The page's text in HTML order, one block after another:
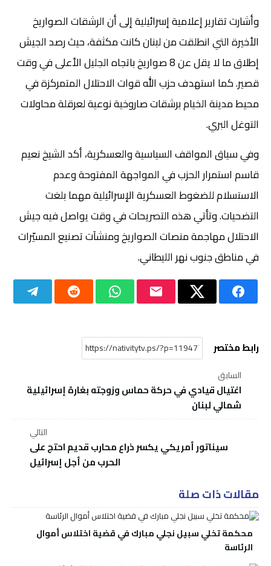
وأشارت تقارير إعلامية إسرائيلية إلى أن الرشقات الصواريخ
الأخيرة التي انطلقت من لبنان كانت مكثفة، حيث رصد الجيش
إطلاق ما لا يقل عن 8 صواريخ باتجاه الجليل الأعلى في وقت
قصير. كما استهدف حزب الله قوات الاحتلال المتمركزة في
محيط مدينة الخيام برشقات صاروخية نوعية لعرقلة محاولات
التوغل البري.
وفي سياق المواقف السياسية والعسكرية، أكد الشيخ نعيم
قاسم استمرار الحزب في المواجهة المفتوحة وعدم
الاستسلام للضغوط العسكرية الإسرائيلية مهما بلغت
التضحيات. وتأتي هذه التصريحات في وقت يواصل فيه جيش
الاحتلال مهاجمة منصات الصواريخ ومنشآت تصنيع المسيّرات
في مناطق جنوب نهر الليطاني.
رابط مختصر
السابق
اغتيال قيادي في حركة حماس وزوجته بغارة إسرائيلية
شمالي لبنان
التالي
سيناتور أمريكي يكسر ذراع محارب قديم احتج على
الحرب من أجل إسرائيل
مقالات ذات صلة
محكمة تخلي سبيل نجلي مبارك في قضية اختلاس أموال
الرئاسة